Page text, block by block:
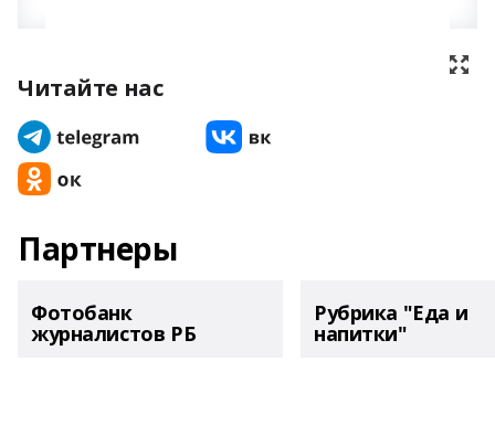
Читайте нас
Партнеры
Фотобанк
журналистов РБ
Рубрика "Еда и
напитки"